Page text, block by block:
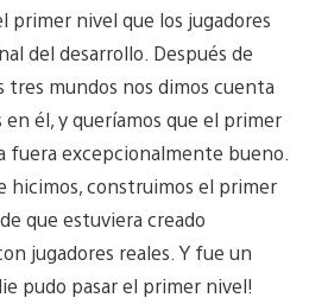
primer nivel que los jugadores
del desarrollo. Después de
mundos nos dimos cuenta
él, y queríamos que el primer
fuera excepcionalmente bueno.
hicimos, construimos el primer
que estuviera creado
jugadores reales. Y fue un
pudo pasar el primer nivel!